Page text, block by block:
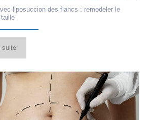
liposuccion des flancs : remodeler le
suite